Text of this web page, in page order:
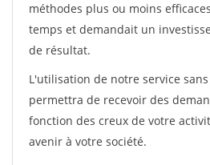
méthodes plus ou moins
temps et demandait un
de résultat.
L'utilisation de notre service
permettra de recevoir des
fonction des creux de votre
avenir à votre société.